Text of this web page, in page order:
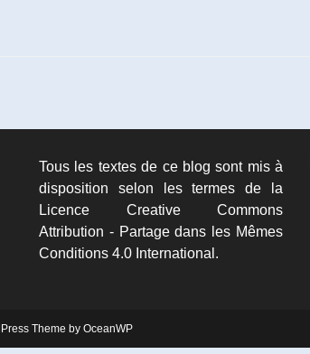
Tous les textes de ce blog sont mis à
disposition selon les termes de la
Licence Creative Commons
Attribution - Partage dans les Mêmes
Conditions 4.0 International.
Theme by OceanWP